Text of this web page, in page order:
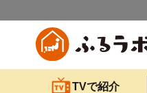
TVで紹介